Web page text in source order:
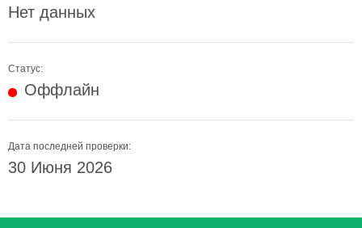
Нет данных
Статус:
Оффлайн
Дата последней проверки:
30 Июня 2026